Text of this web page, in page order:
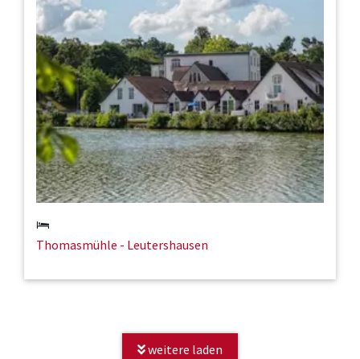
Thomasmühle - Leutershausen
weitere laden